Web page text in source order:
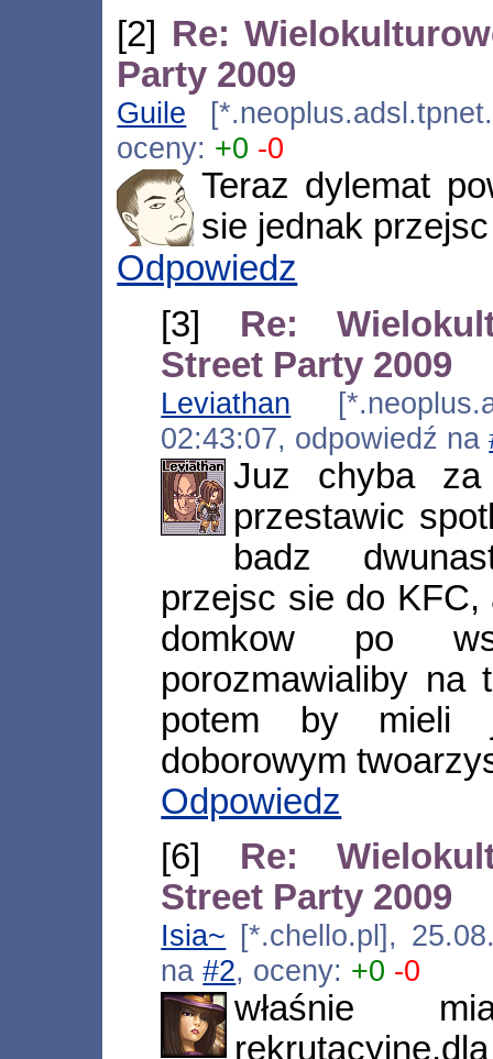
[2] Re:
Party 2009
Guile
oceny: +0 -0
Teraz dylemat
sie jednak
Odpowiedz
[3] Re:
Street Party 2009
Leviathan
02:43:07, odpowiedź na
Juz chyba za
przestawic
badz
przejsc sie do
domkow po
porozmawialiby na
potem by mieli
doborowym
Odpowiedz
[6] Re:
Street Party 2009
Isia~ [*.chello.pl],
na#2, oceny: +0 -0
właśnie